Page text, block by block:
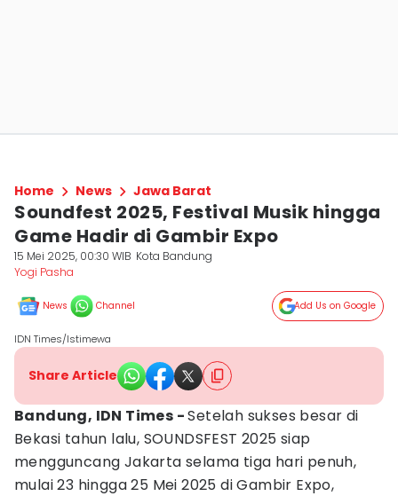
Home News Jawa Barat
Soundfest 2025, Festival Musik hingga
Game Hadir di Gambir Expo
15 Mei 2025, 00:30 WIB Kota Bandung
Yogi Pasha
News Channel Add Us on Google
IDN Times/Istimewa
Share Article
Bandung, IDN Times -Setelah sukses besar di
Bekasi tahun lalu, SOUNDSFEST 2025 siap
mengguncang Jakarta selama tiga hari penuh,
mulai 23 hingga 25 Mei 2025 di Gambir Expo,